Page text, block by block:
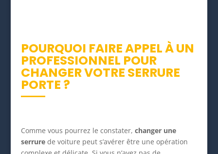
POURQUOI FAIRE APPEL À UN
PROFESSIONNEL POUR
CHANGER VOTRE SERRURE
PORTE ?
Comme vous pourrez le constater, changer une
serrurede voiture peut s’avérer être une opération